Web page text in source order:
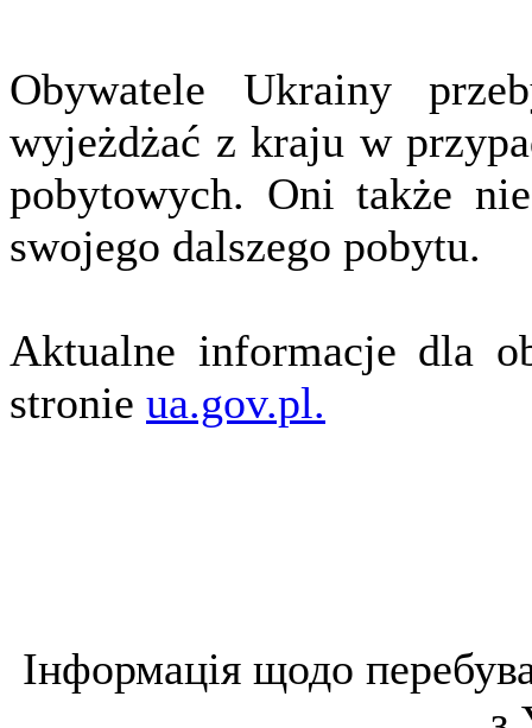
Obywatele Ukrainy
wyjeżdżać z kraju w
pobytowych. Oni także
swojego dalszego pobytu.
Aktualne informacje dla
stronie ua.gov.pl.
Інформація щодо